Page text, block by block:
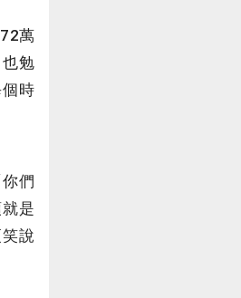
萬
勉
時
們
是
說